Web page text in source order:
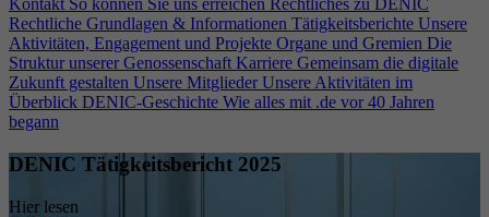
Kontakt So können Sie uns erreichen Rechtliches zu DENIC
Rechtliche Grundlagen & Informationen Tätigkeitsberichte Unsere
Aktivitäten, Engagement und Projekte Organe und Gremien Die
Struktur unserer Genossenschaft Karriere Gemeinsam die digitale
Zukunft gestalten Unsere Mitglieder Unsere Aktivitäten im
Überblick DENIC-Geschichte Wie alles mit .de vor 40 Jahren
begann
DENIC Tätigkeitsbericht 2025
Hier lesen